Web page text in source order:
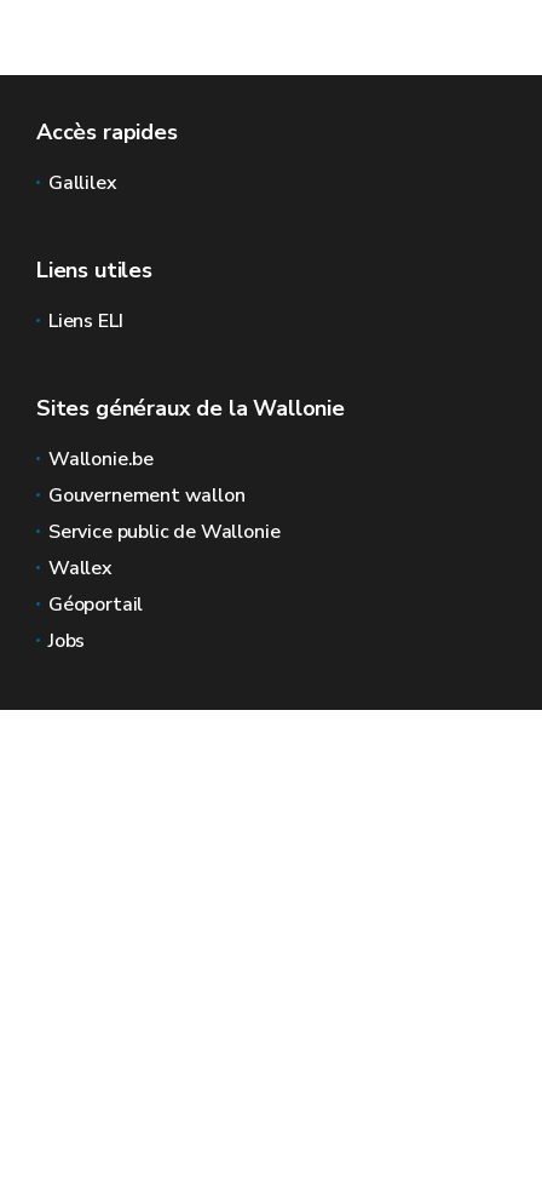
Accès rapides
Gallilex
Liens utiles
Liens ELI
Sites généraux de la Wallonie
Wallonie.be
Gouvernement wallon
Service public de Wallonie
Wallex
Géoportail
Jobs